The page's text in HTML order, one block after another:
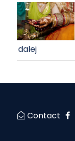
dalej
Contact